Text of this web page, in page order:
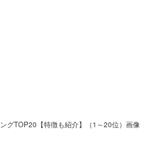
グTOP20【特徴も紹介】（1～20位）画像